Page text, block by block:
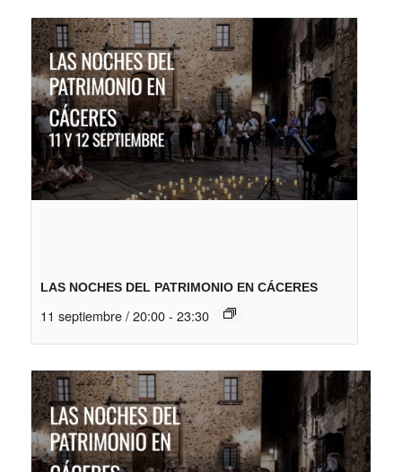
LAS NOCHES DEL PATRIMONIO EN CÁCERES
11 septiembre / 20:00 - 23:30